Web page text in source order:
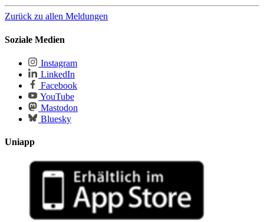
Zurück zu allen Meldungen
Soziale Medien
Instagram
LinkedIn
Facebook
YouTube
Mastodon
Bluesky
Uniapp